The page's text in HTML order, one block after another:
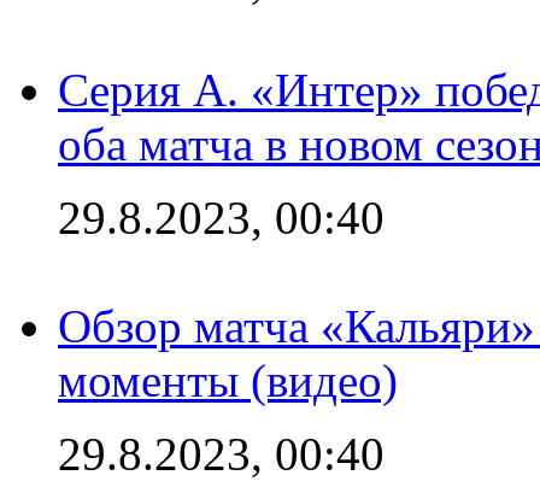
Серия А. «Интер»
оба матча в новом
29.8.2023, 00:40
Обзор матча
моменты (видео)
29.8.2023, 00:40